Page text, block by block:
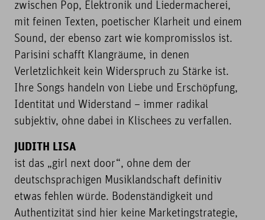
zwischen Pop, Elektronik und Liedermacherei,
mit feinen Texten, poetischer Klarheit und einem
Sound, der ebenso zart wie kompromisslos ist.
Parisini schafft Klangräume, in denen
Verletzlichkeit kein Widerspruch zu Stärke ist.
Ihre Songs handeln von Liebe und Erschöpfung,
Identität und Widerstand – immer radikal
subjektiv, ohne dabei in Klischees zu verfallen.
JUDITH LISA
ist das „girl next door“, ohne dem der
deutschsprachigen Musiklandschaft definitiv
etwas fehlen würde. Bodenständigkeit und
Authentizität sind hier keine Marketingstrategie,